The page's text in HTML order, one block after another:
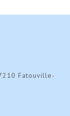
Fatouville-